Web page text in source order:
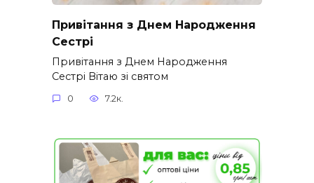
Привітання з Днем Народження
Сестрі
Привітання з Днем Народження
Сестрі Вітаю зі святом
0 7.2к.